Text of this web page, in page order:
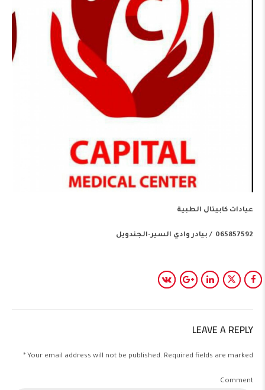
عيادات كابيتال الطبية
065857592 / بيادر وادي السير-الجندويل
LEAVE A REPLY
Your email address will not be published. Required fields are marked *
Comment